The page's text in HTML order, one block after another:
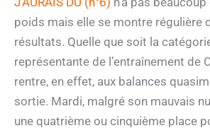
poids mais elle se montre régulière
résultats. Quelle que soit la
représentante de l’entraînement de
rentre, en effet, aux balances
sortie. Mardi, malgré son mauvais
une quatrième ou cinquième place